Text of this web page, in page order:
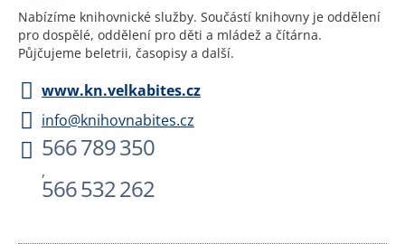
Nabízíme knihovnické služby. Součástí knihovny je oddělení
pro dospělé, oddělení pro děti a mládež a čítárna.
Půjčujeme beletrii, časopisy a další.
www.kn.velkabites.cz
info@knihovnabites.cz
566 789 350
,
566 532 262